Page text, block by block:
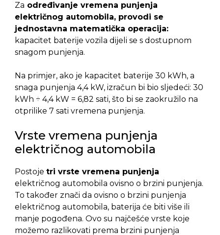
Za određivanje vremena punjenja
električnog automobila, provodi se
jednostavna matematička operacija:
kapacitet baterije vozila dijeli se s dostupnom
snagom punjenja.
Na primjer, ako je kapacitet baterije 30 kWh, a
snaga punjenja 4,4 kW, izračun bi bio sljedeći: 30
kWh ÷ 4,4 kW = 6,82 sati, što bi se zaokružilo na
otprilike 7 sati vremena punjenja.
Vrste vremena punjenja
električnog automobila
Postoje tri vrste vremena punjenja
električnog automobila ovisno o brzini punjenja.
To također znači da ovisno o brzini punjenja
električnog automobila, baterija će biti više ili
manje pogođena. Ovo su najčešće vrste koje
možemo razlikovati prema brzini punjenja